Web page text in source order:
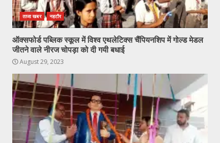
ताजा खबर नहटौर
ऑक्सफोर्ड पब्लिक स्कूल में विश्व एथलेटिक्स चैंपियनशिप में गोल्ड मेडल
जीतने वाले नीरज चोपड़ा को दी गयी बधाई
August 29, 2023